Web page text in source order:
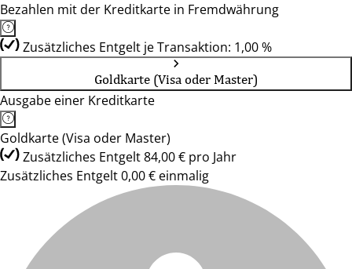
Bezahlen mit der Kreditkarte in Fremdwährung
Zusätzliches Entgelt je Transaktion: 1,00 %
Goldkarte (Visa oder Master)
Ausgabe einer Kreditkarte
Goldkarte (Visa oder Master)
Zusätzliches Entgelt 84,00 € pro Jahr
Zusätzliches Entgelt 0,00 € einmalig